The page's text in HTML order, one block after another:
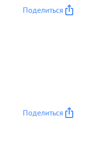
высокие
выполнял
Поделиться
Поделиться